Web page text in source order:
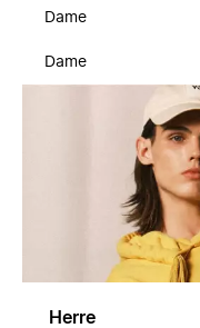
Dame
Dame
Herre